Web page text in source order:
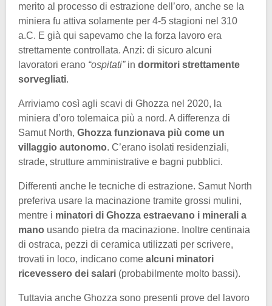
merito al processo di estrazione dell’oro, anche se la
miniera fu attiva solamente per 4-5 stagioni nel 310
a.C. E già qui sapevamo che la forza lavoro era
strettamente controllata. Anzi: di sicuro alcuni
lavoratori erano “ospitati” in dormitori strettamente
sorvegliati.
Arriviamo così agli scavi di Ghozza nel 2020, la
miniera d’oro tolemaica più a nord. A differenza di
Samut North, Ghozza funzionava più come un
villaggio autonomo. C’erano isolati residenziali,
strade, strutture amministrative e bagni pubblici.
Differenti anche le tecniche di estrazione. Samut North
preferiva usare la macinazione tramite grossi mulini,
mentre i minatori di Ghozza estraevano i minerali a
mano usando pietra da macinazione. Inoltre centinaia
di ostraca, pezzi di ceramica utilizzati per scrivere,
trovati in loco, indicano come alcuni minatori
ricevessero dei salari (probabilmente molto bassi).
Tuttavia anche Ghozza sono presenti prove del lavoro